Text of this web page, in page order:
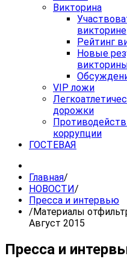
Викторина
викторине
Рейтинг
Новые
VIP ложи
дорожки
коррупции
ГОСТЕВАЯ
Главная/
НОВОСТИ/
Пресса и интервью
/ Материалы
Август 2015
Пресса и